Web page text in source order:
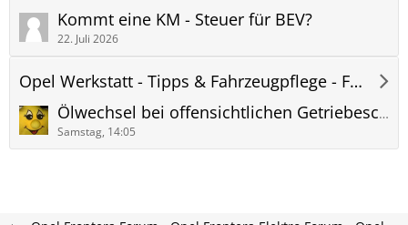
Kommt eine KM - Steuer für BEV?
22. Juli 2026
Opel Werkstatt - Tipps & Fahrzeugpflege - Frontera Forum
Ölwechsel bei offensichtlichen Getriebeschaden
Samstag, 14:05